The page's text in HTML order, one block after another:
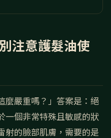
注意護髮油使
麼嚴重嗎？」答案是：絕
一個非常特殊且敏感的狀
射的臉部肌膚，需要的是